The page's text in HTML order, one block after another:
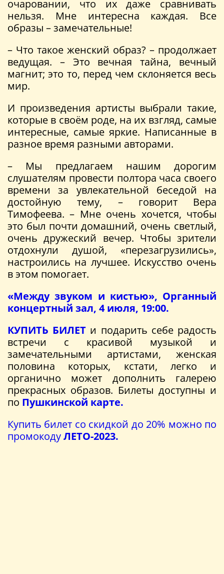
очаровании, что их даже сравнивать
нельзя. Мне интересна каждая. Все
образы – замечательные!
– Что такое женский образ? – продолжает
ведущая. – Это вечная тайна, вечный
магнит; это то, перед чем склоняется весь
мир.
И произведения артисты выбрали такие,
которые в своём роде, на их взгляд, самые
интересные, самые яркие. Написанные в
разное время разными авторами.
– Мы предлагаем нашим дорогим
слушателям провести полтора часа своего
времени за увлекательной беседой на
достойную тему, – говорит Вера
Тимофеева. – Мне очень хочется, чтобы
это был почти домашний, очень светлый,
очень дружеский вечер. Чтобы зрители
отдохнули душой, «перезагрузились»,
настроились на лучшее. Искусство очень
в этом помогает.
«Между звуком и кистью», Органный
концертный зал, 4 июля, 19:00.
КУПИТЬ БИЛЕТ и подарить себе радость
встречи с красивой музыкой и
замечательными артистами, женская
половина которых, кстати, легко и
органично может дополнить галерею
прекрасных образов. Билеты доступны и
по Пушкинской карте.
Купить билет со скидкой до 20% можно по
промокодуЛЕТО-2023.